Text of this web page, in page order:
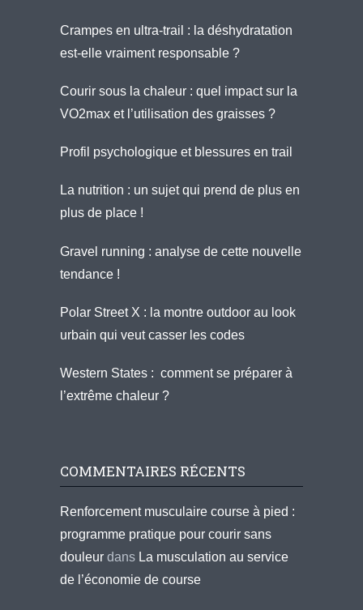
Crampes en ultra-trail : la déshydratation
est-elle vraiment responsable ?
Courir sous la chaleur : quel impact sur la
VO2max et l’utilisation des graisses ?
Profil psychologique et blessures en trail
La nutrition : un sujet qui prend de plus en
plus de place !
Gravel running : analyse de cette nouvelle
tendance !
Polar Street X : la montre outdoor au look
urbain qui veut casser les codes
Western States : comment se préparer à
l’extrême chaleur ?
COMMENTAIRES RÉCENTS
Renforcement musculaire course à pied :
programme pratique pour courir sans
douleur dans La musculation au service
de l’économie de course